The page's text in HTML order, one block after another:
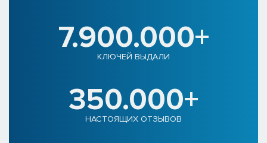
7.900.000+
КЛЮЧЕЙ ВЫДАЛИ
350.000+
НАСТОЯЩИХ ОТЗЫВОВ